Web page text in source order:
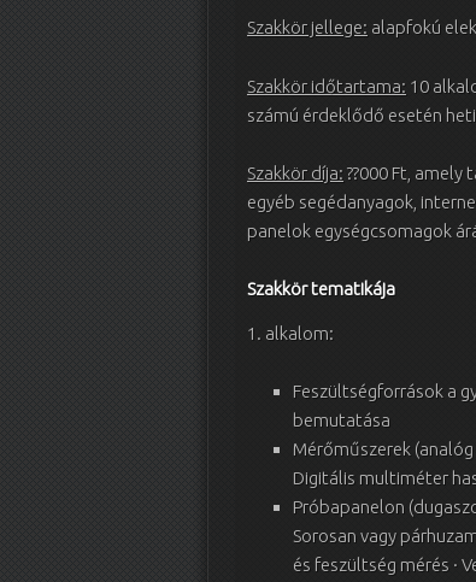
Szakkör jellege: alapfokú
Szakkör időtartama: 10
számú érdeklődő esetén
Szakkör díja: ??000 Ft, amely
egyéb segédanyagok,
panelok egységcsomagok
Szakkör tematikája
1. alkalom:
Feszültségforrások a
bemutatása
Mérőműszerek
Digitális multiméter
Próbapanelon
Sorosan vagy
és feszültség mérés ·